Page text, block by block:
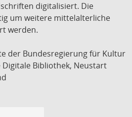
digitalisiert. Die
um weitere mittelalterliche
werden.
der Bundesregierung für Kultur
Bibliothek, Neustart